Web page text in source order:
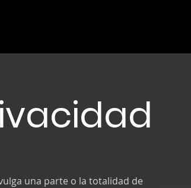
una parte o la totalidad de